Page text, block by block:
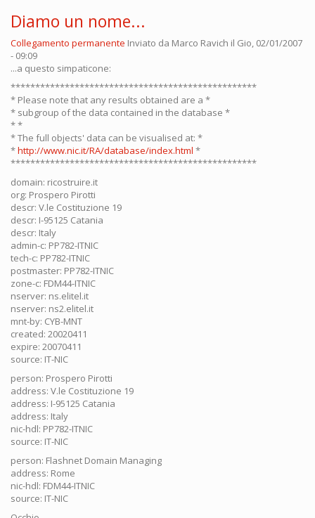
Diamo un nome...
Collegamento permanente Inviato da Marco Ravich il Gio, 02/01/2007
- 09:09
...a questo simpaticone:
**************************************************
* Please note that any results obtained are a *
* subgroup of the data contained in the database *
* *
* The full objects' data can be visualised at: *
*http://www.nic.it/RA/database/index.html *
**************************************************
domain: ricostruire.it
org: Prospero Pirotti
descr: V.le Costituzione 19
descr: I-95125 Catania
descr: Italy
admin-c: PP782-ITNIC
tech-c: PP782-ITNIC
postmaster: PP782-ITNIC
zone-c: FDM44-ITNIC
nserver: ns.elitel.it
nserver: ns2.elitel.it
mnt-by: CYB-MNT
created: 20020411
expire: 20070411
source: IT-NIC
person: Prospero Pirotti
address: V.le Costituzione 19
address: I-95125 Catania
address: Italy
nic-hdl: PP782-ITNIC
source: IT-NIC
person: Flashnet Domain Managing
address: Rome
nic-hdl: FDM44-ITNIC
source: IT-NIC